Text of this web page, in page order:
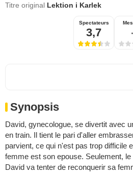
Titre original Lektion i Karlek
Spectateurs
3,7
Synopsis
David, gynecologue, se divertit avec
en train. Il tient le pari d'aller
parvient, ce qui n'est pas trop difficile
femme est son epouse. Seulement,
David va tenter de reconquerir sa